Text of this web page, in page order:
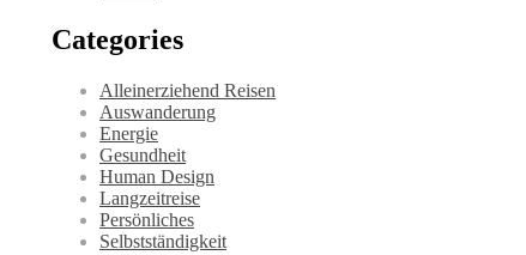
Categories
Alleinerziehend Reisen
Auswanderung
Energie
Gesundheit
Human Design
Langzeitreise
Persönliches
Selbstständigkeit